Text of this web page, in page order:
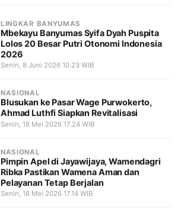
LINGKAR BANYUMAS
Mbekayu Banyumas Syifa Dyah Puspita
Lolos 20 Besar Putri Otonomi Indonesia
2026
Senin, 8 Juni 2026 10.23 WIB
NASIONAL
Blusukan ke Pasar Wage Purwokerto,
Ahmad Luthfi Siapkan Revitalisasi
Senin, 18 Mei 2026 17.24 WIB
NASIONAL
Pimpin Apel di Jayawijaya, Wamendagri
Ribka Pastikan Wamena Aman dan
Pelayanan Tetap Berjalan
Senin, 18 Mei 2026 17.14 WIB